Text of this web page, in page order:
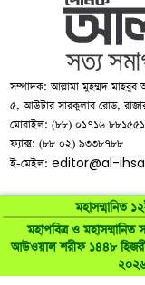
মহাসম্মানিত
মহাপবিত্র ও
আউওয়াল শরীফ ১৪৪৮
সম্পাদক: আল্লামা মুহম্মদ
৫, আউটার সারকুলার রোড,
মোবাইল: (৮৮) ০১৭১৬
ফ্যাক্স: (৮৮ ০২) ৯৩৩৮৭৮৮
ই-মেইল:editor@al-
©al-ihsan.net2007-